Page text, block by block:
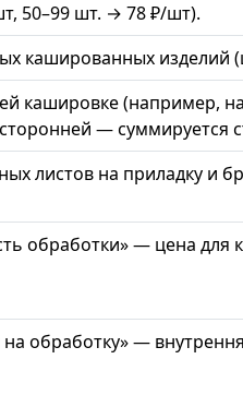
50–99 шт. → 78 ₽/шт).
кашированных изделий
кашировке (например,
— суммируется
листов на приладку и
обработки» — цена для
обработку» —